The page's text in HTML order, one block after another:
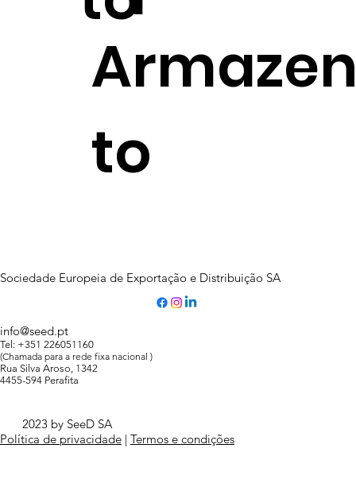
to
2023 by SeeD SA
Política de privacidade | Termos e condições
Sociedade Europeia de Exportação e Distribuição SA
info@seed.pt
Tel: +351 226051160
(Chamada para a rede fixa nacional )
Rua Silva Aroso, 1342
4455-594 Perafita